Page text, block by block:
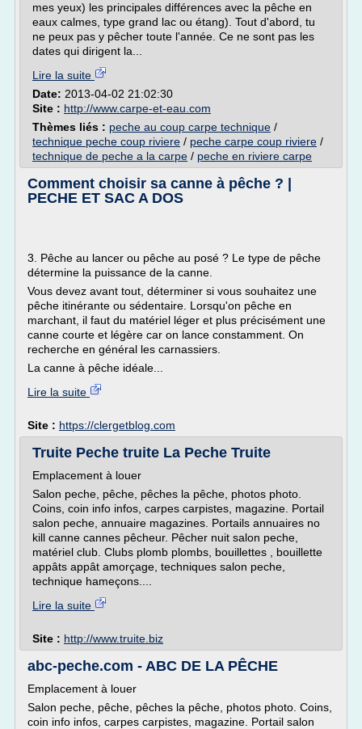
mes yeux) les principales différences avec la pêche en
eaux calmes, type grand lac ou étang). Tout d'abord, tu
ne peux pas y pêcher toute l'année. Ce ne sont pas les
dates qui dirigent la...
Lire la suite
Date: 2013-04-02 21:02:30
Site : http://www.carpe-et-eau.com
Thèmes liés : peche au coup carpe technique /
technique peche coup riviere / peche carpe coup riviere /
technique de peche a la carpe / peche en riviere carpe
Comment choisir sa canne à pêche ? |
PECHE ET SAC A DOS
3. Pêche au lancer ou pêche au posé ? Le type de pêche
détermine la puissance de la canne.
Vous devez avant tout, déterminer si vous souhaitez une
pêche itinérante ou sédentaire. Lorsqu'on pêche en
marchant, il faut du matériel léger et plus précisément une
canne courte et légère car on lance constamment. On
recherche en général les carnassiers.
La canne à pêche idéale...
Lire la suite
Site : https://clergetblog.com
Truite Peche truite La Peche Truite
Emplacement à louer
Salon peche, pêche, pêches la pêche, photos photo.
Coins, coin info infos, carpes carpistes, magazine. Portail
salon peche, annuaire magazines. Portails annuaires no
kill canne cannes pêcheur. Pêcher nuit salon peche,
matériel club. Clubs plomb plombs, bouillettes , bouillette
appâts appât amorçage, techniques salon peche,
technique hameçons....
Lire la suite
Site : http://www.truite.biz
abc-peche.com - ABC DE LA PÊCHE
Emplacement à louer
Salon peche, pêche, pêches la pêche, photos photo. Coins,
coin info infos, carpes carpistes, magazine. Portail salon